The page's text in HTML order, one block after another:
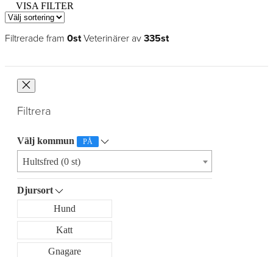
VISA FILTER
Filtrerade fram 0stVeterinärer av 335st
Filtrera
Välj kommun PÅ
Hultsfred (0 st)
Djursort
Hund
Katt
Gnagare